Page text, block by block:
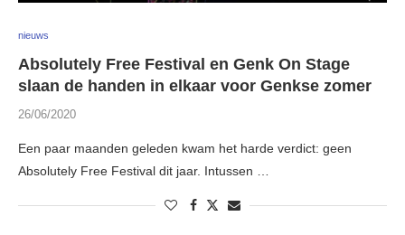
nieuws
Absolutely Free Festival en Genk On Stage
slaan de handen in elkaar voor Genkse zomer
26/06/2020
Een paar maanden geleden kwam het harde verdict: geen
Absolutely Free Festival dit jaar. Intussen …